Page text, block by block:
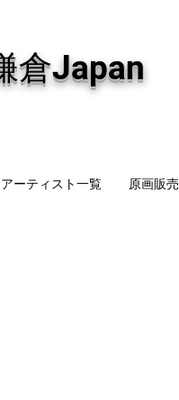
倉Japan
アーティスト一覧 原画販売